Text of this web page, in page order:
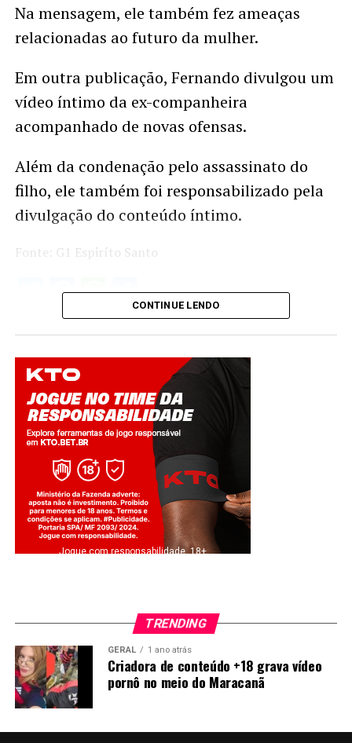
Na mensagem, ele também fez ameaças
relacionadas ao futuro da mulher.
Em outra publicação, Fernando divulgou um
vídeo íntimo da ex-companheira
acompanhado de novas ofensas.
Além da condenação pelo assassinato do
filho, ele também foi responsabilizado pela
divulgação do conteúdo íntimo.
Fonte: G1 Espiríto Santo
Twitter
Facebook
WhatsApp
Share
CONTINUE LENDO
Jogue com responsabilidade. 18+
TRENDING
GERAL 1 ano atrás
Criadora de conteúdo +18 grava vídeo
pornô no meio do Maracanã